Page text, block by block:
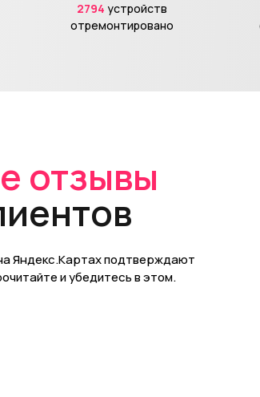
2794 устройств
отремонтировано
отзывы
Яндекс.Картах подтверждают
и убедитесь в этом.